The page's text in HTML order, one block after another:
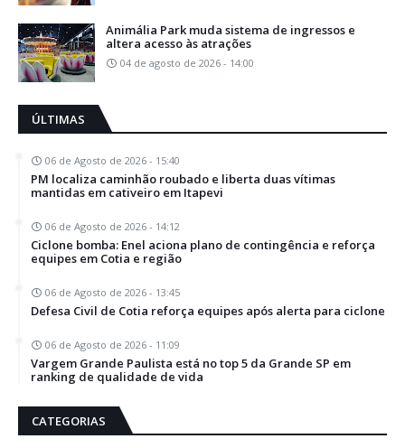
Animália Park muda sistema de ingressos e
altera acesso às atrações
04 de agosto de 2026 - 14:00
ÚLTIMAS
06 de Agosto de 2026 - 15:40
PM localiza caminhão roubado e liberta duas vítimas
mantidas em cativeiro em Itapevi
06 de Agosto de 2026 - 14:12
Ciclone bomba: Enel aciona plano de contingência e reforça
equipes em Cotia e região
06 de Agosto de 2026 - 13:45
Defesa Civil de Cotia reforça equipes após alerta para ciclone
06 de Agosto de 2026 - 11:09
Vargem Grande Paulista está no top 5 da Grande SP em
ranking de qualidade de vida
CATEGORIAS